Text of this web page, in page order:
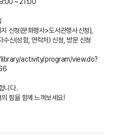
~ 21:00
신청(문화행사>도서관행사신청),
신(성함, 연락처) 신청, 방문 신청
activity/program/view.do?
니다.
힘을 함께 느껴보세요!